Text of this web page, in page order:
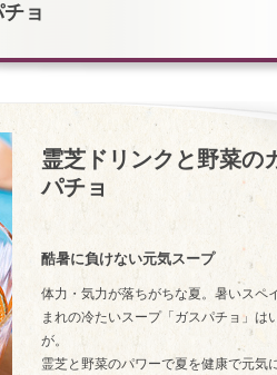
ョ
霊芝ドリンクと野菜の
パチョ
酷暑に負けない元気スープ
体力・気力が落ちがちな夏。暑いスペ
まれの冷たいスープ「ガスパチョ」は
が。
霊芝と野菜のパワーで夏を健康で元気